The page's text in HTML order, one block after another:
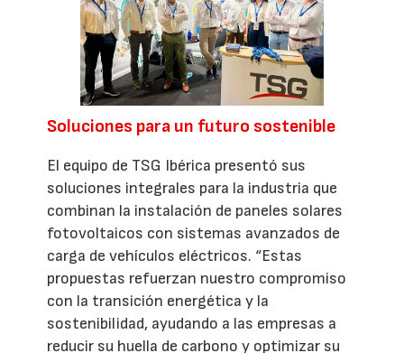
Soluciones para un futuro sostenible
El equipo de TSG Ibérica presentó sus
soluciones integrales para la industria que
combinan la instalación de paneles solares
fotovoltaicos con sistemas avanzados de
carga de vehículos eléctricos. “Estas
propuestas refuerzan nuestro compromiso
con la transición energética y la
sostenibilidad, ayudando a las empresas a
reducir su huella de carbono y optimizar su